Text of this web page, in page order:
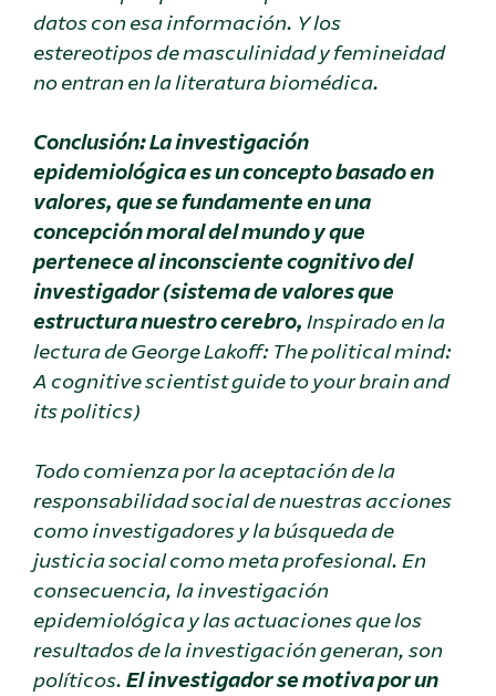
datos con esa información. Y los
estereotipos de masculinidad y femineidad
no entran en la literatura biomédica.
Conclusión: La investigación
epidemiológica es un concepto basado en
valores, que se fundamente en una
concepción moral del mundo y que
pertenece al inconsciente cognitivo del
investigador (sistema de valores que
estructura nuestro cerebro, Inspirado en la
lectura de George Lakoff: The political mind:
A cognitive scientist guide to your brain and
its politics)
Todo comienza por la aceptación de la
responsabilidad social de nuestras acciones
como investigadores y la búsqueda de
justicia social como meta profesional. En
consecuencia, la investigación
epidemiológica y las actuaciones que los
resultados de la investigación generan, son
políticos. El investigador se motiva por un